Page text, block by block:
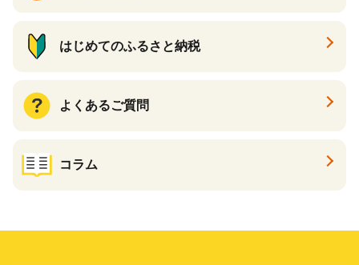
はじめてのふるさと納税
よくあるご質問
コラム